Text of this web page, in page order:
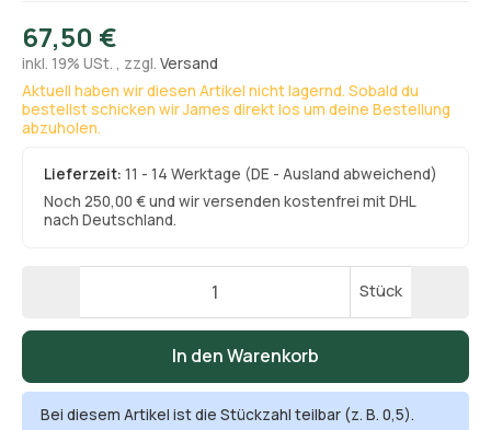
67,50 €
inkl. 19% USt. , zzgl. Versand
Aktuell haben wir diesen Artikel nicht lagernd. Sobald du
bestellst schicken wir James direkt los um deine Bestellung
abzuholen.
Lieferzeit:11 - 14 Werktage (DE - Ausland abweichend)
Noch 250,00 € und wir versenden kostenfrei mit DHL
nach Deutschland.
Stück
In den Warenkorb
Bei diesem Artikel ist die Stückzahl teilbar (z. B. 0,5).